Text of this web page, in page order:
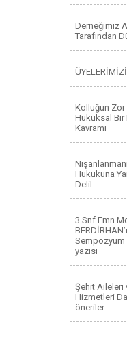
Derneğimiz
Tarafından
Kolluğun
Hukuksal Bir
Kavramı
Hukukuna
Delil
Sempozyum
yazısı
Şehit Aileleri
Hizmetleri
öneriler